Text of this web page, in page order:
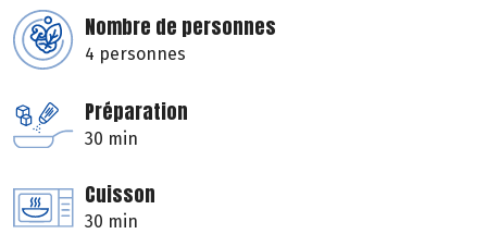
Nombre de personnes
4 personnes
Préparation
30 min
Cuisson
30 min